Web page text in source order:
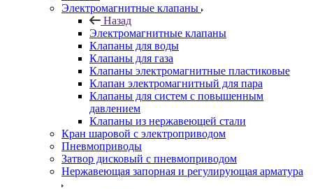
Электромагнитные клапаны
Назад
Электромагнитные клапаны
Клапаны для воды
Клапаны для газа
Клапаны электромагнитные пластиковые
Клапан электромагнитный для пара
Клапаны для систем с повышенным
давлением
Клапаны из нержавеющей стали
Кран шаровой с электроприводом
Пневмоприводы
Затвор дисковый с пневмоприводом
Нержавеющая запорная и регулирующая арматура